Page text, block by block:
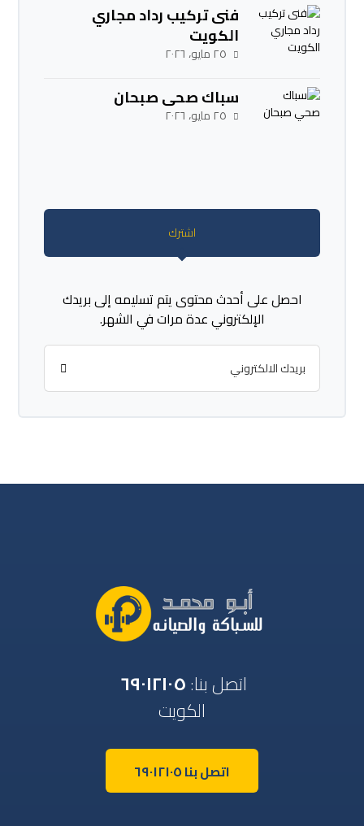
فنى تركيب رداد مجاري
الكويت
٢٥ مايو، ٢٠٢٦
سباك صحي صبحان
٢٥ مايو، ٢٠٢٦
اشترك
احصل على أحدث محتوى يتم تسليمه إلى بريدك
الإلكتروني عدة مرات في الشهر.
اتصل بنا:٦٩٠١٢١٠٥
الكويت
اتصل بنا ٦٩٠١٢١٠٥